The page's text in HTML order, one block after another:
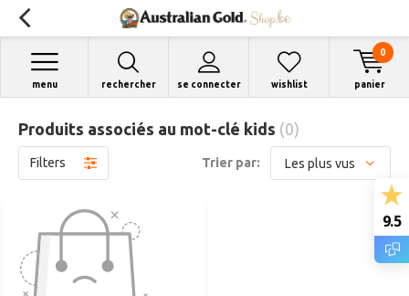
rechercher se connecter
menu wishlist panier
0
Produits associés au mot-clé kids (0)
Filters Trier par:
9.5